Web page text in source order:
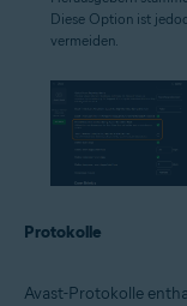
Diese Option ist
vermeiden.
Protokolle
Avast-Protokolle